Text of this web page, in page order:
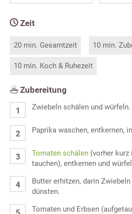
Zeit
20 min. Gesamtzeit 10 min.
10 min. Koch & Ruhezeit
Zubereitung
Zwiebeln schälen und würfeln.
Paprika waschen, entkernen,
Tomaten schälen (vorher kurz
tauchen), entkernen und
Butter erhitzen, darin
dünsten.
Tomaten und Erbsen